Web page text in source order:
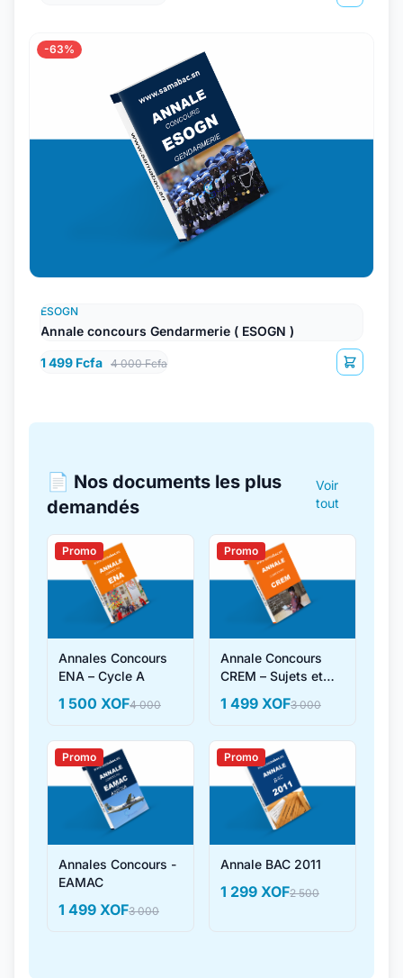
-63%
ESOGN
Annale concours Gendarmerie ( ESOGN )
1 499 Fcfa 4 000 Fcfa
📄 Nos documents les plus
demandés
Voir
tout
Promo
Annales Concours
ENA – Cycle A
1 500 XOF4 000
Promo
Annale Concours
CREM – Sujets et
1 499 XOF3 000
Promo
Annales Concours -
EAMAC
1 499 XOF3 000
Promo
Annale BAC 2011
1 299 XOF2 500